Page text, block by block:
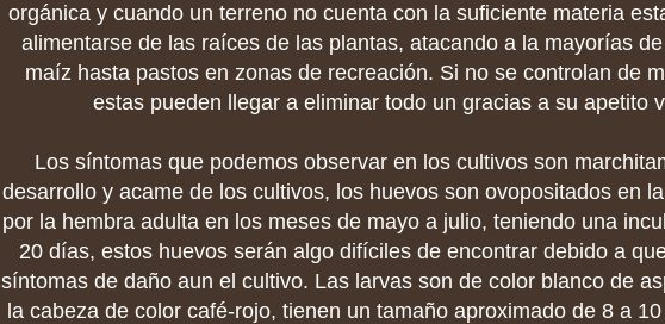
orgánica y cuando un terreno no cuenta con la suficiente materia
alimentarse de las raíces de las plantas, atacando a la mayorías
maíz hasta pastos en zonas de recreación. Si no se controlan de
estas pueden llegar a eliminar todo un gracias a su apetito
Los síntomas que podemos observar en los cultivos son
desarrollo y acame de los cultivos, los huevos son ovopositados en
por la hembra adulta en los meses de mayo a julio, teniendo una
20 días, estos huevos serán algo difíciles de encontrar debido a
síntomas de daño aun el cultivo. Las larvas son de color blanco de
la cabeza de color café-rojo, tienen un tamaño aproximado de 8 a